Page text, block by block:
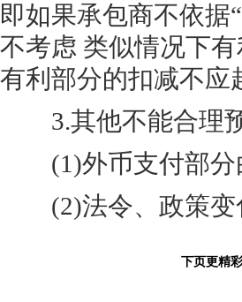
即如果承包商不依据
不考虑 类似情况下
有利部分的扣减不应
3.其他不能合理
(1)外币支付部分
(2)法令、政策变
下页更精彩